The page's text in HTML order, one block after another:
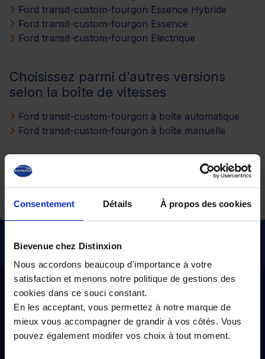
Consentement Détails À propos des cookies
Bievenue chez Distinxion
Nous accordons beaucoup d'importance à votre
satisfaction et menons notre politique de gestions des
cookies dans ce souci constant.
En les acceptant, vous permettez à notre marque de
mieux vous accompagner de grandir à vos côtés. Vous
pouvez également modifer vos choix à tout moment.
Ford transit-custom-fourgon Essence Hybride
Ford transit-custom-fourgon Essence
Ford transit-custom-fourgon Electrique
Choisissez parmi d’autres versions
selon la boîte de vitesses
Ford transit-custom-fourgon à boîte automatique
Ford transit-custom-fourgon à boîte manuelle
#SedéplacerMoinsPolluer
Distinxion
À propos